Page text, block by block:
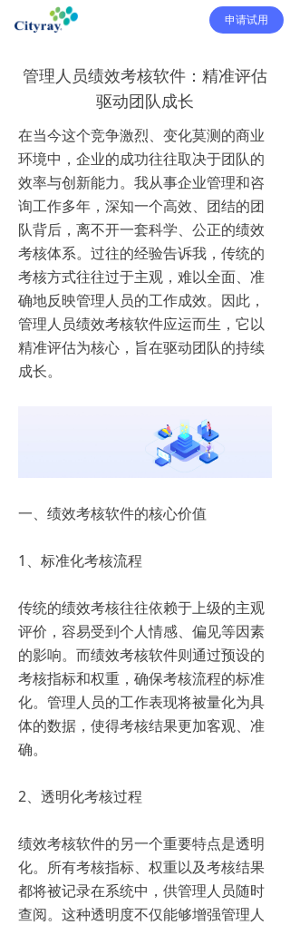
申请试用
管理人员绩效考核软件：精准评估
驱动团队成长
在当今这个竞争激烈、变化莫测的商业
环境中，企业的成功往往取决于团队的
效率与创新能力。我从事企业管理和咨
询工作多年，深知一个高效、团结的团
队背后，离不开一套科学、公正的绩效
考核体系。过往的经验告诉我，传统的
考核方式往往过于主观，难以全面、准
确地反映管理人员的工作成效。因此，
管理人员绩效考核软件应运而生，它以
精准评估为核心，旨在驱动团队的持续
成长。
一、绩效考核软件的核心价值
1、标准化考核流程
传统的绩效考核往往依赖于上级的主观
评价，容易受到个人情感、偏见等因素
的影响。而绩效考核软件则通过预设的
考核指标和权重，确保考核流程的标准
化。管理人员的工作表现将被量化为具
体的数据，使得考核结果更加客观、准
确。
2、透明化考核过程
绩效考核软件的另一个重要特点是透明
化。所有考核指标、权重以及考核结果
都将被记录在系统中，供管理人员随时
查阅。这种透明度不仅能够增强管理人